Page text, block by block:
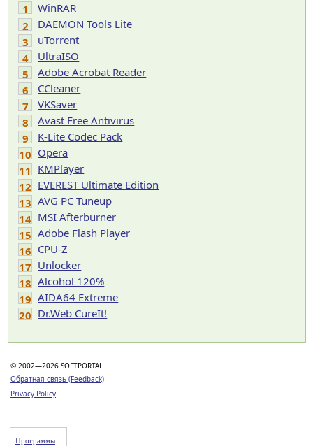
1
WinRAR
2
DAEMON Tools Lite
3
uTorrent
4
UltraISO
5
Adobe Acrobat Reader
6
CCleaner
7
VKSaver
8
Avast Free Antivirus
9
K-Lite Codec Pack
10 Opera
11 KMPlayer
12 EVEREST Ultimate Edition
13 AVG PC Tuneup
14 MSI Afterburner
15 Adobe Flash Player
16 CPU-Z
17 Unlocker
18 Alcohol 120%
19 AIDA64 Extreme
20 Dr.Web CureIt!
© 2002—2026 SOFTPORTAL
Обратная связь (Feedback)
Privacy Policy
Программы